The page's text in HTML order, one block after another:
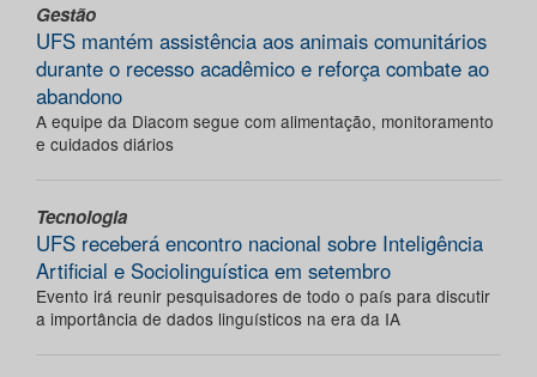
Gestão
UFS mantém assistência aos animais comunitários
durante o recesso acadêmico e reforça combate ao
abandono
A equipe da Diacom segue com alimentação, monitoramento
e cuidados diários
Tecnologia
UFS receberá encontro nacional sobre Inteligência
Artificial e Sociolinguística em setembro
Evento irá reunir pesquisadores de todo o país para discutir
a importância de dados linguísticos na era da IA